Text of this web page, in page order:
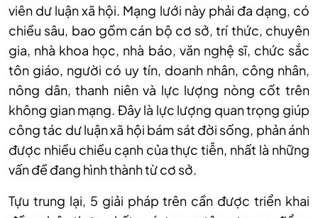
viên dư luận xã hội. Mạng lưới này phải đa dạng, có
chiều sâu, bao gồm cán bộ cơ sở, trí thức, chuyên
gia, nhà khoa học, nhà báo, văn nghệ sĩ, chức sắc
tôn giáo, người có uy tín, doanh nhân, công nhân,
nông dân, thanh niên và lực lượng nòng cốt trên
không gian mạng. Đây là lực lượng quan trọng giúp
công tác dư luận xã hội bám sát đời sống, phản ánh
được nhiều chiều cạnh của thực tiễn, nhất là những
vấn đề đang hình thành từ cơ sở.
Tựu trung lại, 5 giải pháp trên cần được triển khai